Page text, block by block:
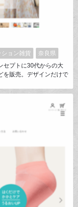
ョン雑貨
奈良県
セプトに30代からの大
を販売。デザインだけで
のインスタライブをは
での積極的な顧客様
。